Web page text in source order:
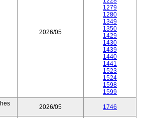
2026/05
1279
1280
1349
1350
1429
1430
1439
1440
1441
1523
1524
1598
1599
2026/05 1746